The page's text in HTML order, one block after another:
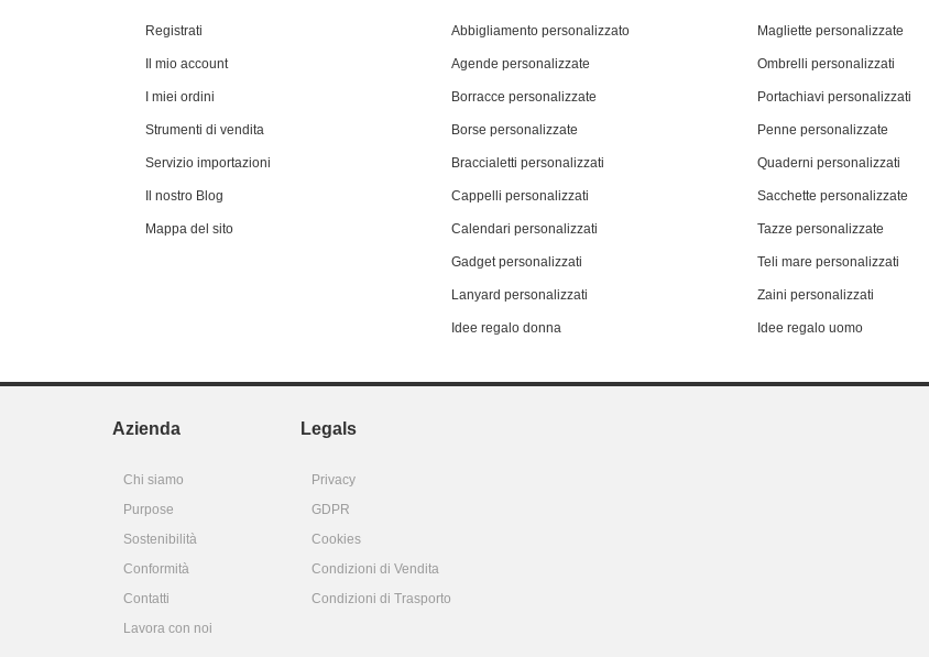
Registrati
Il mio account
I miei ordini
Strumenti di vendita
Servizio importazioni
Il nostro Blog
Mappa del sito
Abbigliamento personalizzato
Agende personalizzate
Borracce personalizzate
Borse personalizzate
Braccialetti personalizzati
Cappelli personalizzati
Calendari personalizzati
Gadget personalizzati
Lanyard personalizzati
Idee regalo donna
Magliette personalizzate
Ombrelli personalizzati
Portachiavi personalizzati
Penne personalizzate
Quaderni personalizzati
Sacchette personalizzate
Tazze personalizzate
Teli mare personalizzati
Zaini personalizzati
Idee regalo uomo
Azienda Legals
Chi siamo
Privacy
Purpose
GDPR
Sostenibilità
Cookies
Conformità
Condizioni di Vendita
Contatti
Condizioni di Trasporto
Lavora con noi